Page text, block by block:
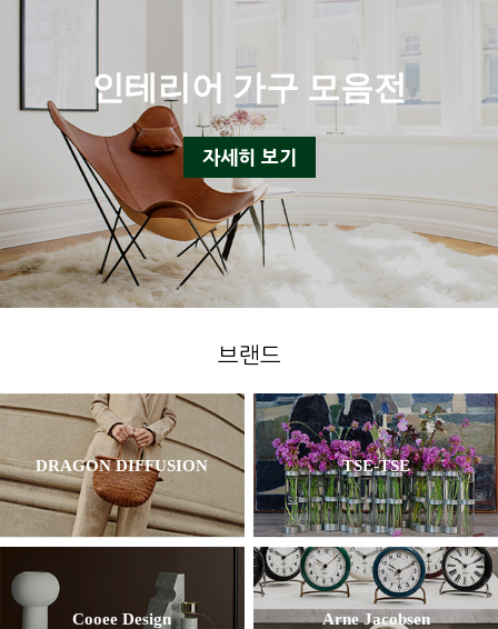
인테리어 가구 모음전
자세히 보기
브랜드
DRAGON DIFFUSION TSE-TSE
Cooee Design Arne Jacobsen